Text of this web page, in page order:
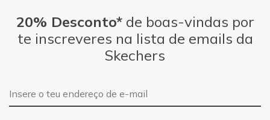
20% Desconto*de boas-vindas por
te inscreveres na lista de emails da
Skechers
Endereço de e-mail